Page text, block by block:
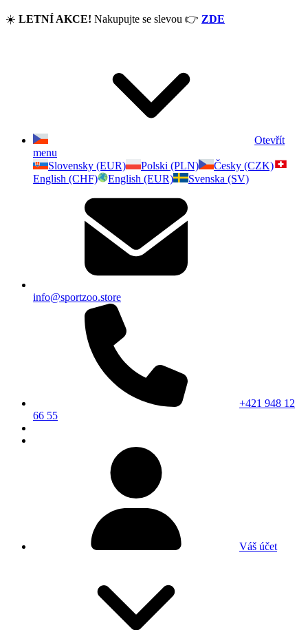
☀️ LETNÍ AKCE! Nakupujte se slevou 👉 ZDE
Otevřít
menu
Slovensky (EUR)
Polski (PLN)
Česky (CZK)
English (CHF)
English (EUR) Svenska (SV)
info@sportzoo.store
+421 948 12
66 55
Váš účet